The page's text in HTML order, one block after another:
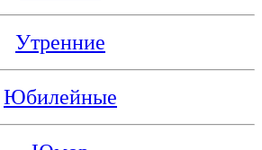
Утренние
Юбилейные